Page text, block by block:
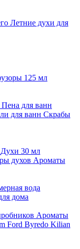
Летние духи для
125 мл
Пена для ванн
для ванн Скрабы
Духи 30 мл
духов Ароматы
вода
дома
Ароматы
Ford Byredo Kilian